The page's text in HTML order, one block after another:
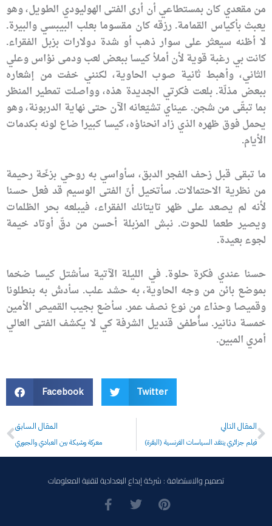
من مقعدي كان بمستطاعي أن أرى الفتى الهوليودي الطويل، وهو
يعبث بأكياس القمامة. رزقه كان مقسوما بعلب البيبسي والبيرة.
لا أظنه سيعثر على سوار ذهب أو شدة دولارات بزبل الفقراء.
كانت بي رغبة قوية لأن أملأ كيسا ببعض لعب ودمى نؤاس وعلي
الثاني، وأهبط ثانية صوب الحاوية، لكنني خفت من إشعاره
ببعض مذلّة. بلعت فكرتي الجديدة هذه، وواصلت تمطير المنظر
بما تبقّى من شجن. عيناي تشيّعانه الآن حتى نهاية الدربونة، وهو
يحمل فوق ظهره الذي زاد انحناؤه، كيسا كبيرا ضاع لونه بكدمات
الأيام.
ما تبقى قبل زحف الفجر الدبق، سأواسي به روحي بزخّة رحيمة
من نظرية الاحتمالات. سأتخيل أنّ الفتى الوسيم قد فعل حسنا
لأنه لم يصعد على ظهر تايتانك الفقراء، فيبلعه بحر الظلمات
ويصير طعما للحوت. نبش المزبلة أحسن من دقّ أوتاد خيمة
لجوء بعيدة.
حسنا عندي فكرة حلوة. في الليلة الآتية سأشتل كيسا ضخما
بموضع بائن من وجه الحاوية، به حشد علب. سأدسُّ به بنطلونا
وقميصا وحذاء من نوع نصف عمر. سأضع بجيب القميص الأمين
خمسة دنانير. سأُطفئ قنديل الشرفة كي لا يكشف الفتى العالي
أمري المبين.
Facebook Twitter
Prev
المقال السابق
معركة وشيكة بين العبادي والجبوري
المقال التالي
(البقرة) فيلم جزائري ينتقد السياسات الفرنسية
تصميم والاستضافة : شركة إبداع البغدادية لتقنية المعلومات
F
a
T P
i